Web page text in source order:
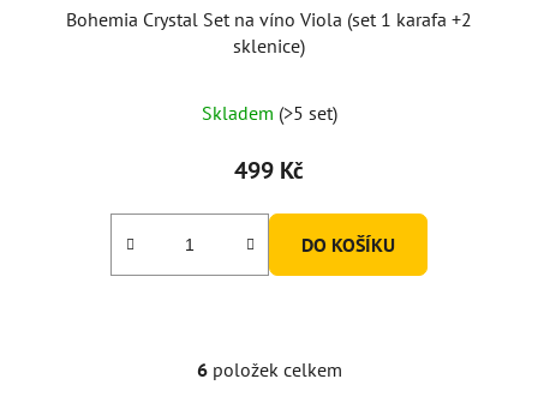
Bohemia Crystal Set na víno Viola (set 1 karafa +2
sklenice)
Skladem (>5 set)
499 Kč
DO KOŠÍKU
O
6položek celkem